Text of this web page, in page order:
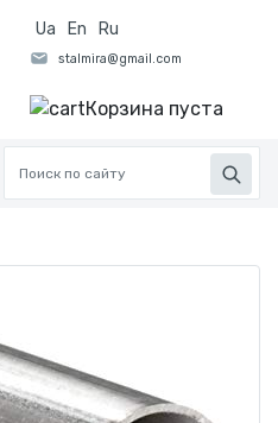
Ua En Ru
Корзина пуста